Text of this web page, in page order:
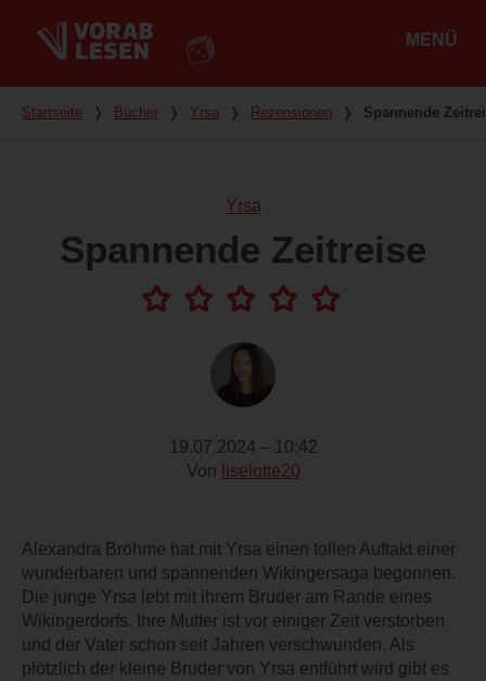
MENÜ
Du bist hier
Startseite ❭ Bücher ❭ Yrsa ❭ Rezensionen ❭ Spannende
Yrsa
Spannende Zeitreise
19.07.2024 – 10:42
Von liselotte20
Alexandra Bröhme hat mit Yrsa einen tollen Auftakt einer
wunderbaren und spannenden Wikingersaga begonnen.
Die junge Yrsa lebt mit ihrem Bruder am Rande eines
Wikingerdorfs. Ihre Mutter ist vor einiger Zeit verstorben
und der Vater schon seit Jahren verschwunden. Als
plötzlich der kleine Bruder von Yrsa entführt wird gibt es